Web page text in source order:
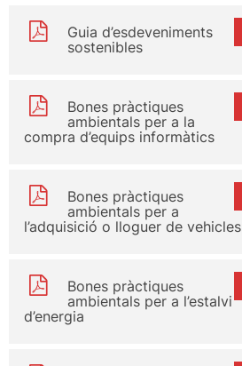
Guia d’esdeveniments
sostenibles
Bones pràctiques
ambientals per a la
compra d’equips informàtics
Bones pràctiques
ambientals per a
l’adquisició o lloguer de vehicles
Bones pràctiques
ambientals per a l’estalvi
d’energia